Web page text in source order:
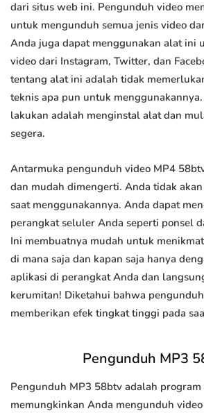
dari situs web ini. Pengunduh video
untuk mengunduh semua jenis video
Anda juga dapat menggunakan alat ini
video dari Instagram, Twitter, dan
tentang alat ini adalah tidak
teknis apa pun untuk
lakukan adalah menginstal alat dan
segera.
Antarmuka pengunduh video MP4
dan mudah dimengerti. Anda tidak
saat menggunakannya. Anda dapat
perangkat seluler Anda seperti ponsel
Ini membuatnya mudah untuk
di mana saja dan kapan saja hanya
aplikasi di perangkat Anda dan
kerumitan! Diketahui bahwa
memberikan efek tingkat tinggi pada
Pengunduh MP3
Pengunduh MP3 58btv adalah program
memungkinkan Anda mengunduh